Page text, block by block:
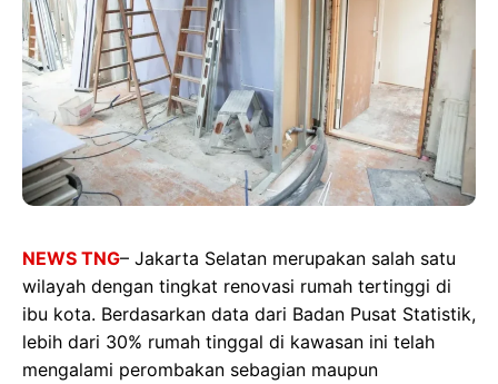
NEWS TNG– Jakarta Selatan merupakan salah satu
wilayah dengan tingkat renovasi rumah tertinggi di
ibu kota. Berdasarkan data dari Badan Pusat Statistik,
lebih dari 30% rumah tinggal di kawasan ini telah
mengalami perombakan sebagian maupun